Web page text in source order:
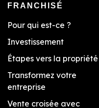
FRANCHISÉ
Pour qui est-ce ?
Investissement
Étapes vers la propriété
Transformez votre
entreprise
Vente croisée avec